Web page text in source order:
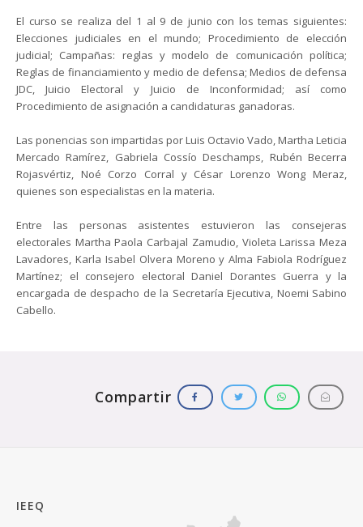
El curso se realiza del 1 al 9 de junio con los temas siguientes:
Elecciones judiciales en el mundo; Procedimiento de elección
judicial; Campañas: reglas y modelo de comunicación política;
Reglas de financiamiento y medio de defensa; Medios de defensa
JDC, Juicio Electoral y Juicio de Inconformidad; así como
Procedimiento de asignación a candidaturas ganadoras.
Las ponencias son impartidas por Luis Octavio Vado, Martha Leticia
Mercado Ramírez, Gabriela Cossío Deschamps, Rubén Becerra
Rojasvértiz, Noé Corzo Corral y César Lorenzo Wong Meraz,
quienes son especialistas en la materia.
Entre las personas asistentes estuvieron las consejeras
electorales Martha Paola Carbajal Zamudio, Violeta Larissa Meza
Lavadores, Karla Isabel Olvera Moreno y Alma Fabiola Rodríguez
Martínez; el consejero electoral Daniel Dorantes Guerra y la
encargada de despacho de la Secretaría Ejecutiva, Noemi Sabino
Cabello.
IEEQ